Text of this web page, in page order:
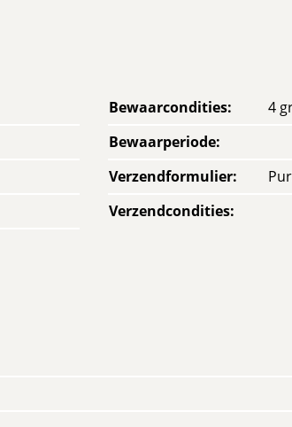
Bewaarcondities:
4
Bewaarperiode:
Verzendformulier:
Verzendcondities: